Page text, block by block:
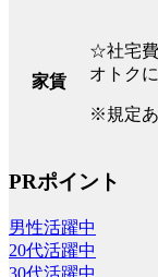
家賃
☆社宅
オトク
※規定あ
PRポイント
男性活躍中
20代活躍中
30代活躍中